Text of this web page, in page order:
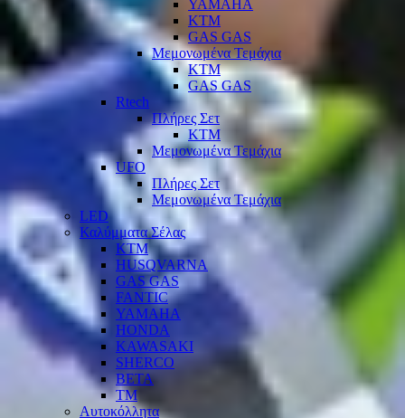
YAMAHA
KTM
GAS GAS
Μεμονωμένα Τεμάχια
KTM
GAS GAS
Rtech
Πλήρες Σετ
KTM
Μεμονωμένα Τεμάχια
UFO
Πλήρες Σετ
Μεμονωμένα Τεμάχια
LED
Καλύμματα Σέλας
KTM
HUSQVARNA
GAS GAS
FANTIC
YAMAHA
HONDA
KAWASAKI
SHERCO
BETA
TM
Αυτοκόλλητα